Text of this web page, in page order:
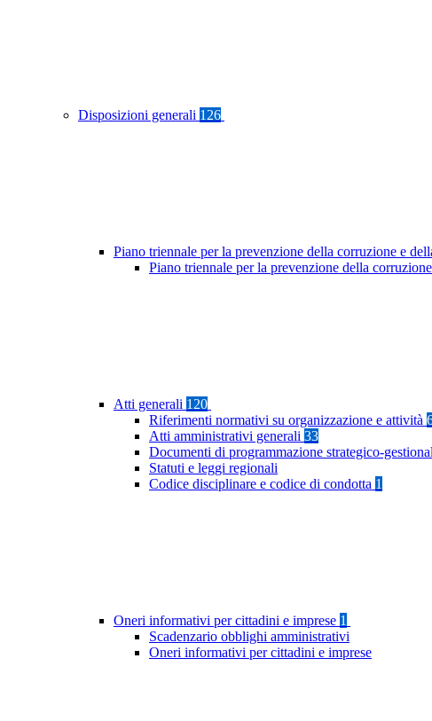
Disposizioni generali 126
Piano triennale per la prevenzione della corruzione e
Piano triennale per la prevenzione della
Atti generali 120
Riferimenti normativi su organizzazione e attività
Atti amministrativi generali 33
Documenti di programmazione strategico-
Statuti e leggi regionali
Codice disciplinare e codice di condotta 1
Oneri informativi per cittadini e imprese 1
Scadenzario obblighi amministrativi
Oneri informativi per cittadini e imprese